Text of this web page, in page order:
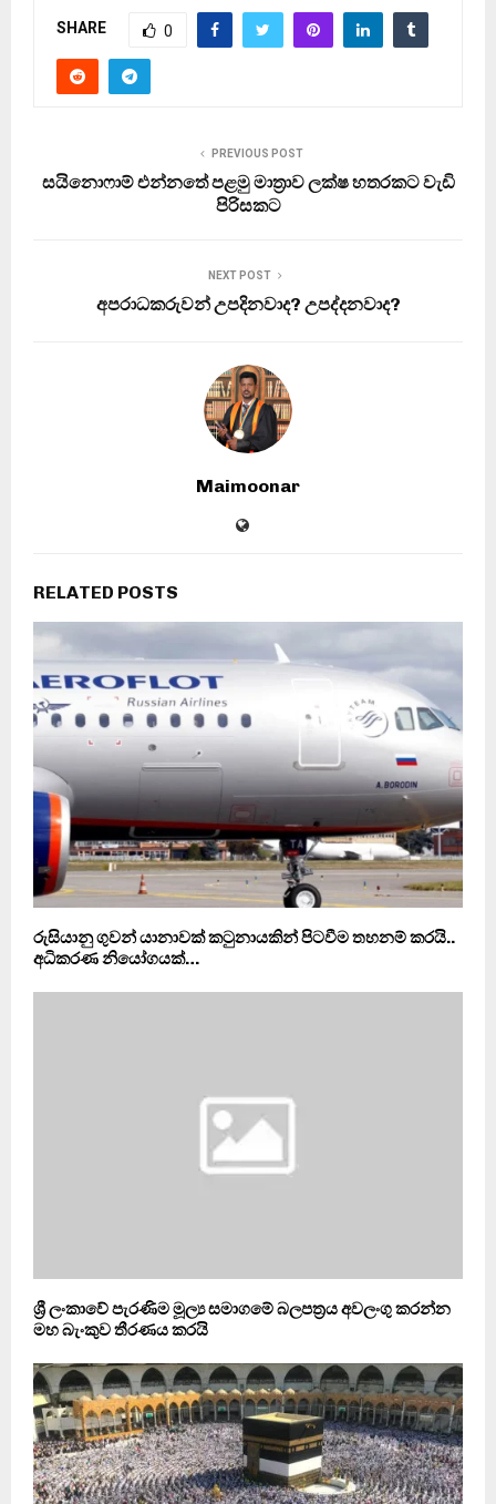
SHARE 0
PREVIOUS POST
සයිනොෆාම් එන්නතේ පළමු මාත්‍රාව ලක්ෂ හතරකට වැඩි
පිරිසකට
NEXT POST
අපරාධකරුවන් උපදිනවාද? උපද්දනවාද?
Maimoonar
RELATED POSTS
රුසියානු ගුවන් යානාවක් කටුනායකින් පිටවීම තහනම් කරයි..
අධිකරණ නියෝගයක්…
ශ්‍රී ලංකාවේ පැරණිම මූල්‍ය සමාගමේ බලපත්‍රය අවලංගු කරන්න
මහ බැංකුව තීරණය කරයි